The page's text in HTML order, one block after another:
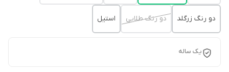
دو رنگ زرگلد دو رنگ طلایی استیل
یک ساله